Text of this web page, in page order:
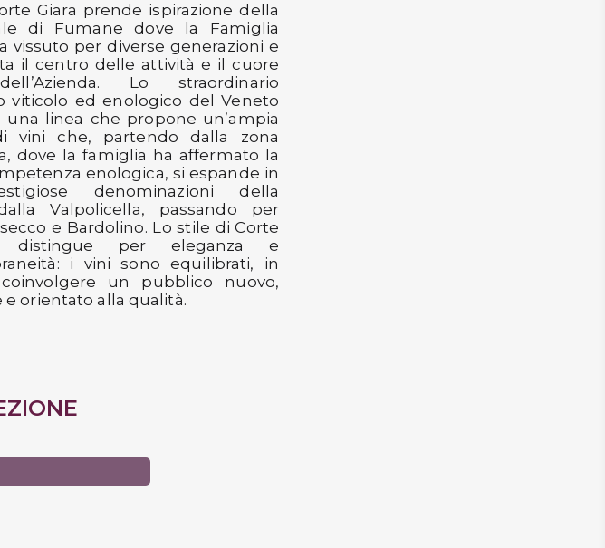
Giara prende ispirazione della
di Fumane dove la Famiglia
vissuto per diverse generazioni e
il centro delle attività e il cuore
Lo straordinario
viticolo ed enologico del Veneto
una linea che propone un’ampia
vini che, partendo dalla zona
dove la famiglia ha affermato la
enologica, si espande in
denominazioni della
Valpolicella, passando per
e Bardolino. Lo stile di Corte
distingue per eleganza e
i vini sono equilibrati, in
un pubblico nuovo,
e orientato alla qualità.